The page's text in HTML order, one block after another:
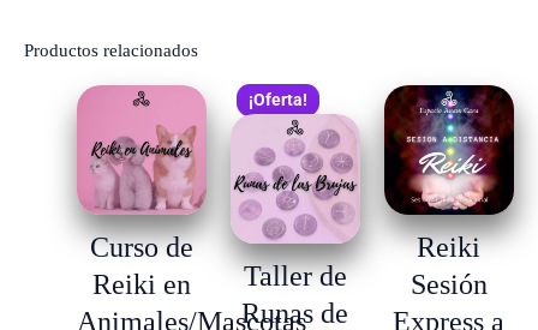
Productos relacionados
Curso de
Reiki en
Animales/Mascotas
¡Oferta!
Taller de
Runas de
El
precio
original
era:
$8.500,00.
precio
actual
es:
$7.000,00.
Reiki
Sesión
Express a